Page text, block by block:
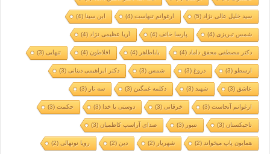
سید خلیل عالی نژاد (5) ارغوانم تنهاست(4) ابن سینا (4)
شمس تبریزی(4) پارسا خائف(4) آریا عظیمی نژاد (4)
دکتر مصطفی محقق داماد (4) باباطاهر (4) افلاطون(4) تنهایی(3)
ارسطو (3) دروغ (3) شمس (3) دکتر ابراهیمی دینانی(3)
عاشق (3) شهید (3) دکلمه غمگین (3) سه تار (3)
ارغوانم آنجاست(3) خرقانی(3) دوستی با خدا (3) حکمت(3)
تاجیکستان(3) تنبور (3) صدای آراسپ کاظمیان(3)
همایون پاپ میخواند (2) شهریار (2) دین (2) رویا نونهالی(2)